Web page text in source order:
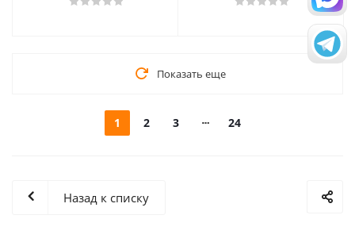
Показать еще
1 2 3 24
Назад к списку